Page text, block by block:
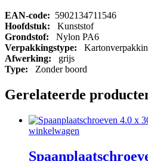
EAN-code: 5902134711546
Hoofdstuk: Kunststof
Grondstof: Nylon PA6
Verpakkingstype:
Afwerking: grijs
Type: Zonder boord
Gerelateerde
winkelwagen